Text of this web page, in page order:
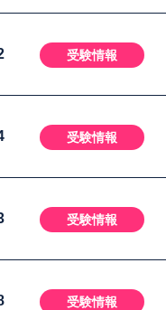
受験情報
受験情報
受験情報
受験情報